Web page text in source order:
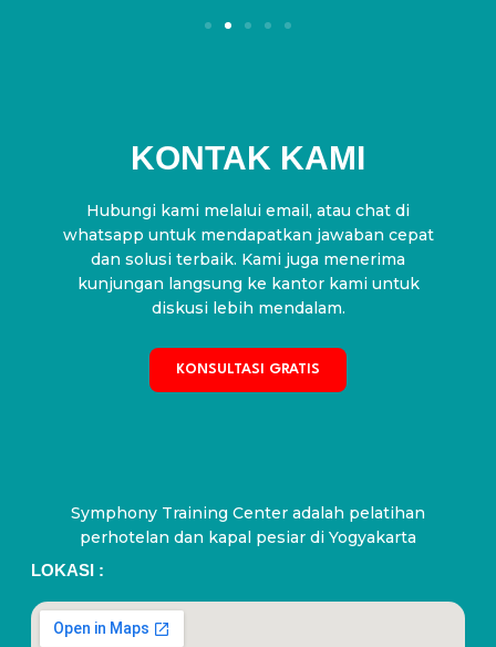
KONTAK KAMI
Hubungi kami melalui email, atau chat di
whatsapp untuk mendapatkan jawaban cepat
dan solusi terbaik. Kami juga menerima
kunjungan langsung ke kantor kami untuk
diskusi lebih mendalam.
KONSULTASI GRATIS
Symphony Training Center adalah pelatihan
perhotelan dan kapal pesiar di Yogyakarta
LOKASI :